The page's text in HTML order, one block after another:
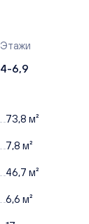
Этажи
4-6,9
73,8 м²
7,8 м²
46,7 м²
6,6 м²